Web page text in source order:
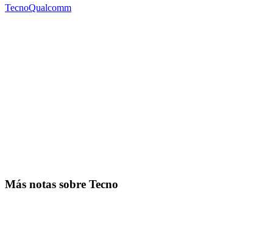
TecnoQualcomm
Más notas sobre Tecno